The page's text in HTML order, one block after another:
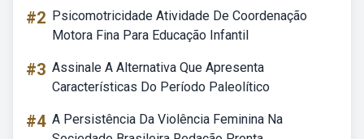
#2 Psicomotricidade Atividade De Coordenação
Motora Fina Para Educação Infantil
#3 Assinale A Alternativa Que Apresenta
Características Do Período Paleolítico
#4 A Persistência Da Violência Feminina Na